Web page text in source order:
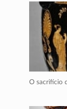
O sacrifício